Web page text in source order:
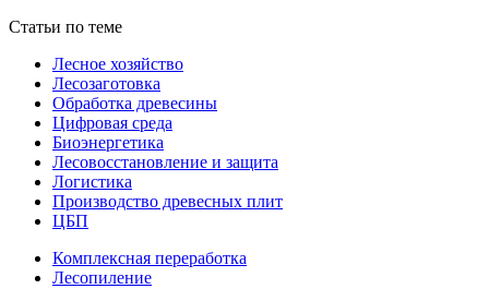
Статьи по теме
Лесное хозяйство
Лесозаготовка
Обработка древесины
Цифровая среда
Биоэнергетика
Лесовосстановление и защита
Логистика
Производство древесных плит
ЦБП
Комплексная переработка
Лесопиление